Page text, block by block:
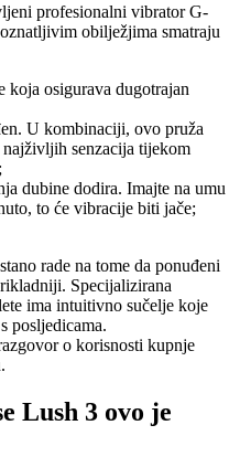
profesionalni vibrator G-
obilježjima smatraju
koja osigurava dugotrajan
U kombinaciji, ovo pruža
senzacija tijekom
dubine dodira. Imajte na umu
to će vibracije biti jače;
rade na tome da ponuđeni
Specijalizirana
ima intuitivno sučelje koje
posljedicama.
o korisnosti kupnje
Lush 3 ovo je